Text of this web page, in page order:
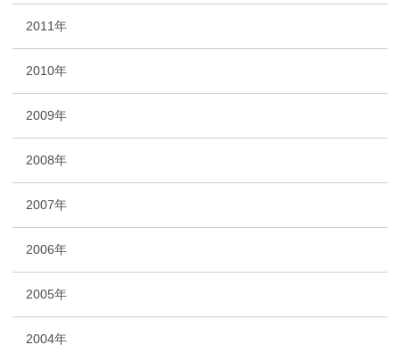
2011年
2010年
2009年
2008年
2007年
2006年
2005年
2004年